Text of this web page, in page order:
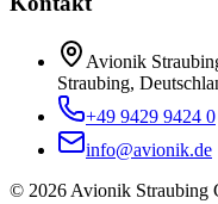
Avionik
Straubing,
+49 9429 9424 0
info@avionik.de
© 2026 Avionik Straubing